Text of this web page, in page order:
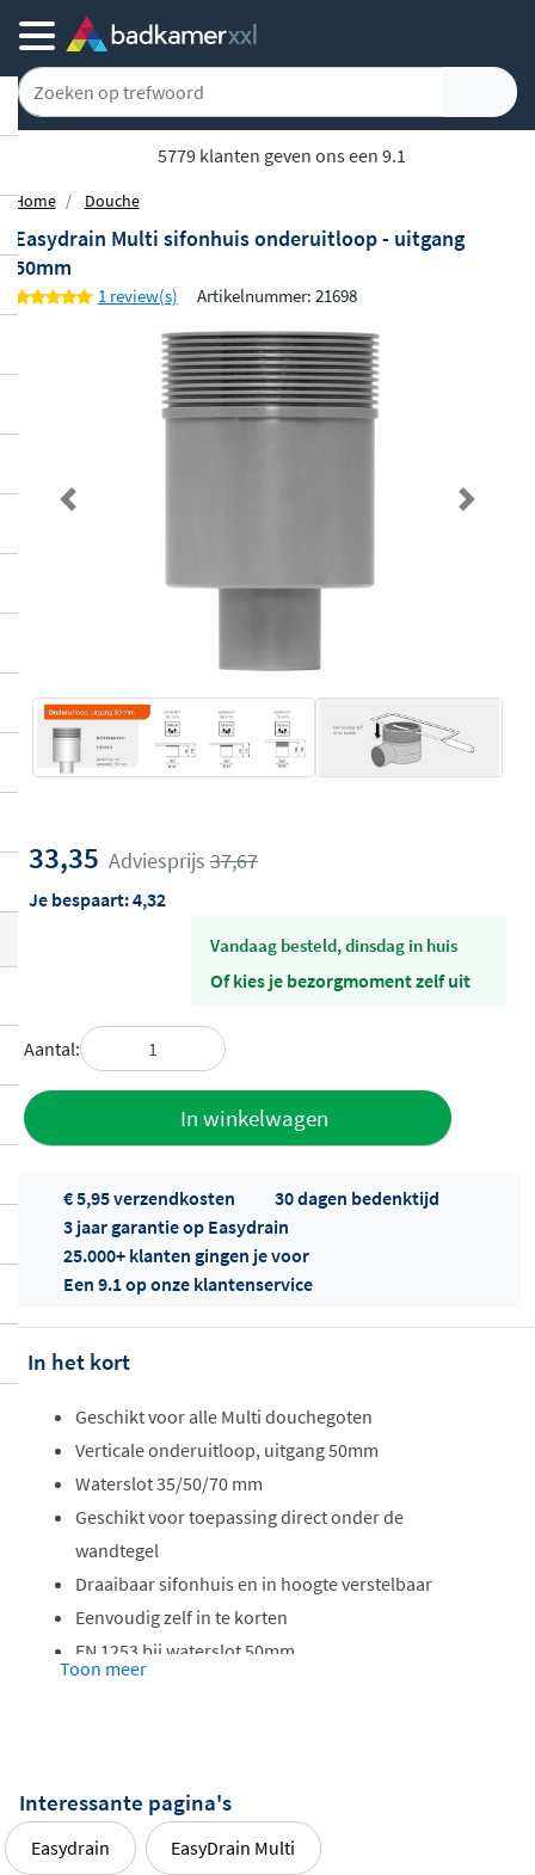
5779 klanten geven ons een 9.1
Home Douche
Easydrain Multi sifonhuis onderuitloop - uitgang
50mm
1 review(s) Artikelnummer: 21698
Previous Next
33,35 Adviesprijs 37,67
Je bespaart:4,32
vandaag besteld, dinsdag in huis
Of kies je bezorgmoment zelf uit
Aantal:
In winkelwagen
Offertes
€ 5,95 verzendkosten
30 dagen bedenktijd
3 jaar garantie op Easydrain
25.000+ klanten gingen je voor
Een 9.1 op onze klantenservice
In het kort
Geschikt voor alle Multi douchegoten
Verticale onderuitloop, uitgang 50mm
Waterslot 35/50/70 mm
Geschikt voor toepassing direct onder de
wandtegel
Draaibaar sifonhuis en in hoogte verstelbaar
Eenvoudig zelf in te korten
EN 1253 bij waterslot 50mm
Toon meer
Interessante pagina's
Easydrain EasyDrain Multi